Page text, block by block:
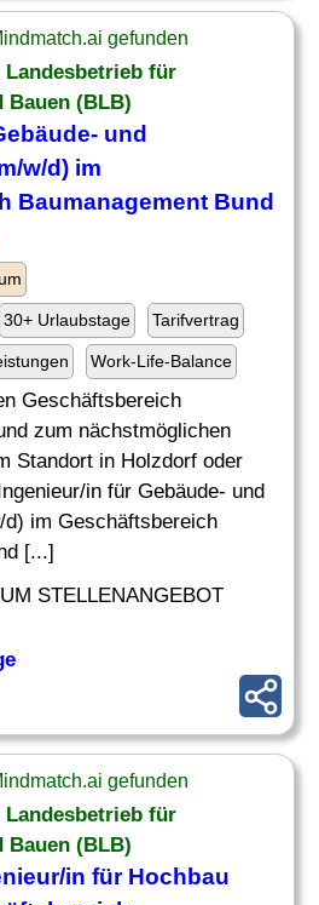
gefunden
für
Bauen (BLB)
und
w/d) im
Baumanagement Bund
30+ Urlaubstage Tarifvertrag
Work-Life-Balance
Geschäftsbereich
zum nächstmöglichen
Standort in Holzdorf oder
in für Gebäude- und
im Geschäftsbereich
[...]
STELLENANGEBOT
gefunden
für
Bauen (BLB)
in für Hochbau